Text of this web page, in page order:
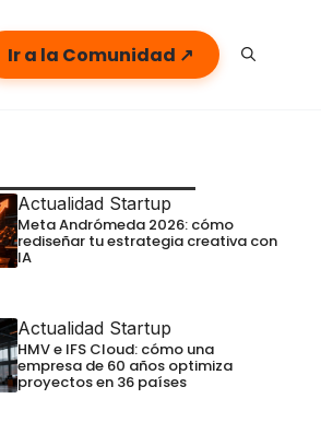
Ir a la Comunidad ↗
Actualidad Startup
Meta Andrómeda 2026: cómo
rediseñar tu estrategia creativa con
IA
Actualidad Startup
HMV e IFS Cloud: cómo una
empresa de 60 años optimiza
proyectos en 36 países